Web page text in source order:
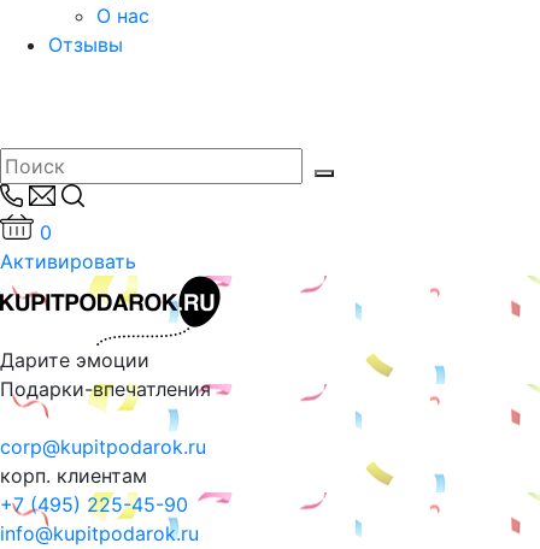
О нас
Отзывы
0
Активировать
Дарите эмоции
Подарки-впечатления
corp@kupitpodarok.ru
корп. клиентам
+7 (495) 225-45-90
info@kupitpodarok.ru